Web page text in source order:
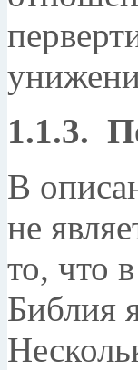
1.1.3.
В
не
то, что
Библия